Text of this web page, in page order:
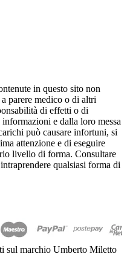
in questo sito non
parere medico o di altri
di effetti o di
e dalla loro messa
può causare infortuni, si
attenzione e di eseguire
livello di forma. Consultare
qualsiasi forma di
sul marchio Umberto Miletto